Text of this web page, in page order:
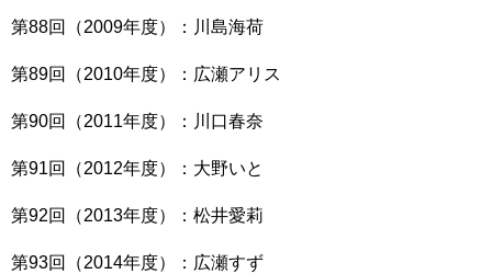
第88回（2009年度）：川島海荷
第89回（2010年度）：広瀬アリス
第90回（2011年度）：川口春奈
第91回（2012年度）：大野いと
第92回（2013年度）：松井愛莉
第93回（2014年度）：広瀬すず